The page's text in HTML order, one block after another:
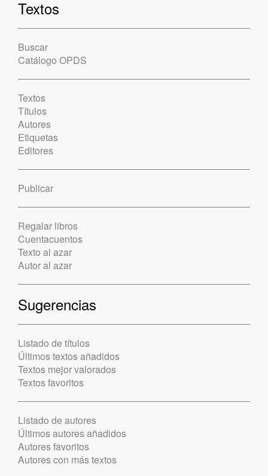
Textos
Buscar
Catálogo OPDS
Textos
Títulos
Autores
Etiquetas
Editores
Publicar
Regalar libros
Cuentacuentos
Texto al azar
Autor al azar
Sugerencias
Listado de títulos
Últimos textos añadidos
Textos mejor valorados
Textos favoritos
Listado de autores
Últimos autores añadidos
Autores favoritos
Autores con más textos